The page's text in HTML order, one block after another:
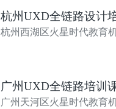
杭州UXD全链路设计
杭州西湖区火星时代教育
广州UXD全链路培训
广州天河区火星时代教育